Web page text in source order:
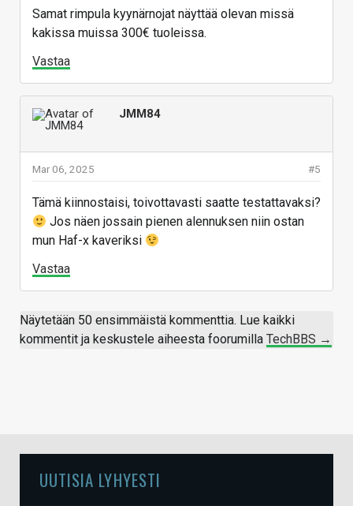
Samat rimpula kyynärnojat näyttää olevan missä
kakissa muissa 300€ tuoleissa.
Vastaa
JMM84
#5
Mar 06, 2025
Tämä kiinnostaisi, toivottavasti saatte testattavaksi?
Jos näen jossain pienen alennuksen niin ostan
mun Haf-x kaveriksi
Vastaa
Näytetään 50 ensimmäistä kommenttia. Lue kaikki
kommentit ja keskustele aiheesta foorumilla TechBBS →
UUTISIA LYHYESTI